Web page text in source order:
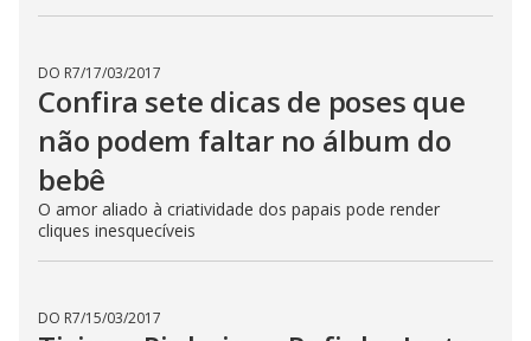
DO R7/17/03/2017
Confira sete dicas de poses que
não podem faltar no álbum do
bebê
O amor aliado à criatividade dos papais pode render
cliques inesquecíveis
DO R7/15/03/2017